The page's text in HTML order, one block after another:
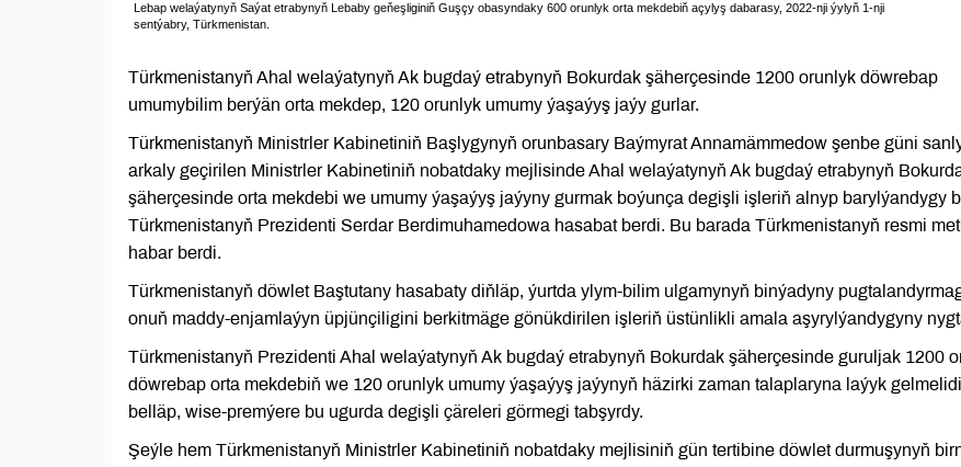
Lebap welaýatynyň Saýat etrabynyň Lebaby geňeşliginiň Guşçy obasyndaky 600 orunlyk orta mekdebiň açylyş dabarasy, 2022-nji ýylyň 1-nji
sentýabry, Türkmenistan.
Türkmenistanyň Ahal welaýatynyň Ak bugdaý etrabynyň Bokurdak şäherçesinde 1200 orunlyk döwrebap
umumybilim berýän orta mekdep, 120 orunlyk umumy ýaşaýyş jaýy gurlar.
Türkmenistanyň Ministrler Kabinetiniň Başlygynyň orunbasary Baýmyrat Annamämmedow şenbe güni
arkaly geçirilen Ministrler Kabinetiniň nobatdaky mejlisinde Ahal welaýatynyň Ak bugdaý etrabynyň
şäherçesinde orta mekdebi we umumy ýaşaýyş jaýyny gurmak boýunça degişli işleriň alnyp barylýandygy
Türkmenistanyň Prezidenti Serdar Berdimuhamedowa hasabat berdi. Bu barada Türkmenistanyň resmi
habar berdi.
Türkmenistanyň döwlet Baştutany hasabaty diňläp, ýurtda ylym-bilim ulgamynyň binýadyny
onuň maddy-enjamlaýyn üpjünçiligini berkitmäge gönükdirilen işleriň üstünlikli amala aşyrylýandygyny
Türkmenistanyň Prezidenti Ahal welaýatynyň Ak bugdaý etrabynyň Bokurdak şäherçesinde guruljak 1200
döwrebap orta mekdebiň we 120 orunlyk umumy ýaşaýyş jaýynyň häzirki zaman talaplaryna laýyk
belläp, wise-premýere bu ugurda degişli çäreleri görmegi tabşyrdy.
Şeýle hem Türkmenistanyň Ministrler Kabinetiniň nobatdaky mejlisiniň gün tertibine döwlet durmuşynyň